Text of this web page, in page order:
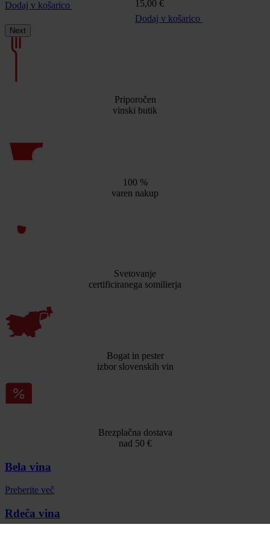
Dodaj v košarico
15,00 €
Dodaj v košarico
Next
Priporočen
vinski butik
100 %
varen nakup
Svetovanje
certificiranega somilierja
Bogat in pester
izbor slovenskih vin
Brezplačna dostava
nad 50 €
Bela vina
Preberite več
Rdeča vina